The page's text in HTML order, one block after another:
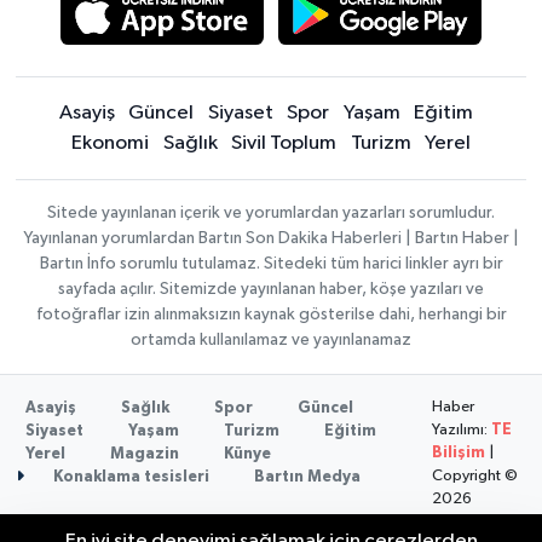
Asayiş Güncel Siyaset Spor Yaşam
Eğitim
Ekonomi
Sağlık Sivil Toplum Turizm Yerel
Sitede yayınlanan içerik ve yorumlardan yazarları sorumludur.
Yayınlanan yorumlardan Bartın Son Dakika Haberleri | Bartın Haber |
Bartın İnfo sorumlu tutulamaz. Sitedeki tüm harici linkler ayrı bir
sayfada açılır. Sitemizde yayınlanan haber, köşe yazıları ve
fotoğraflar izin alınmaksızın kaynak gösterilse dahi, herhangi bir
ortamda kullanılamaz ve yayınlanamaz
Asayiş Sağlık Spor
Güncel
Siyaset
Yaşam Turizm
Eğitim
Yerel
Magazin
Künye
Konaklama tesisleri
Bartın Medya
Haber
Yazılımı: TE
Bilişim
Copyright ©
2026